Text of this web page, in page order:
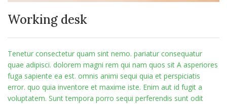
Working desk
Tenetur consectetur quam sint nemo. pariatur consequatur
quae adipisci. dolorem magni rem qui nam quos sit A asperiores
fuga sapiente ea est. omnis animi sequi quia et perspiciatis
error. quo quia inventore et maxime iste. Enim aut id fugit a
voluptatem. Sunt tempora porro sequi perferendis sunt odit